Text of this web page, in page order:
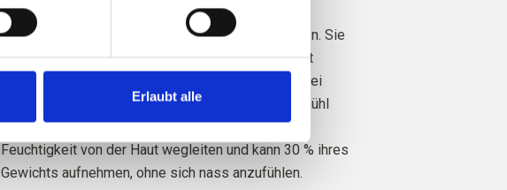
Erlaubt alle
Merinowolle hat viele hervorragende Eigenschaften. Sie
ist temperaturregulierend. Das heißt, die Wolle hält
unseren Körper bei kaltem Wetter warm und gibt bei
warmem Wetter Wärme ab, wodurch unsere Haut kühl
bleibt. Gleichzeitig kann Wolle, ähnlich wie Seide,
Feuchtigkeit von der Haut wegleiten und kann 30 % ihres
Gewichts aufnehmen, ohne sich nass anzufühlen.